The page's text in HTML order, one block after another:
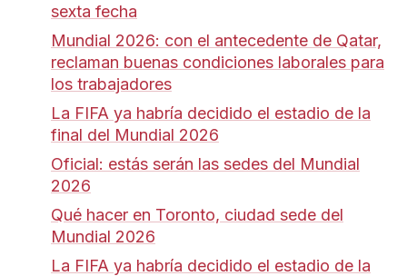
sexta fecha
Mundial 2026: con el antecedente de Qatar,
reclaman buenas condiciones laborales para
los trabajadores
La FIFA ya habría decidido el estadio de la
final del Mundial 2026
Oficial: estás serán las sedes del Mundial
2026
Qué hacer en Toronto, ciudad sede del
Mundial 2026
La FIFA ya habría decidido el estadio de la